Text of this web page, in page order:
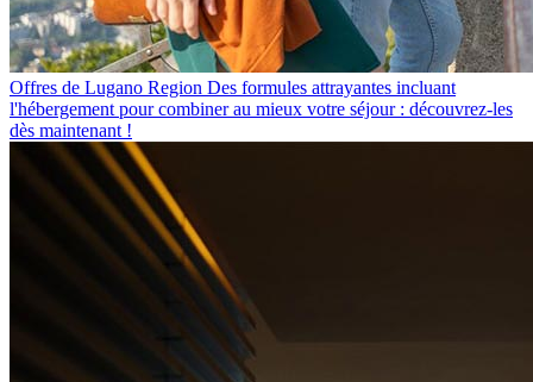
Offres de Lugano Region Des formules attrayantes incluant
l'hébergement pour combiner au mieux votre séjour : découvrez-les
dès maintenant !